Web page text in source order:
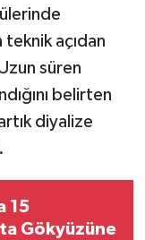
açıdan
süren
belirten
diyalize
15
Gökyüzüne